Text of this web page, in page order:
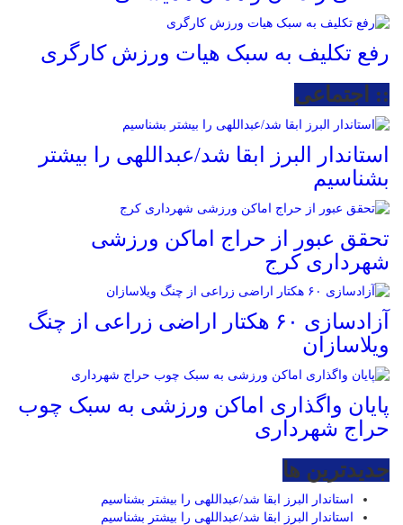
رفع تکلیف به سبک هیات ورزش کارگری
:: اجتماعی
استاندار البرز ابقا شد/عبداللهی را بیشتر
بشناسیم
تحقق عبور از حراج اماکن ورزشی
شهرداری کرج
آزادسازی ۶۰ هکتار اراضی زراعی از چنگ
ویلاسازان
پایان واگذاری اماکن ورزشی به سبک چوب
حراج شهرداری
جديدترين ها
استاندار البرز ابقا شد/عبداللهی را بیشتر بشناسیم
استاندار البرز ابقا شد/عبداللهی را بیشتر بشناسیم